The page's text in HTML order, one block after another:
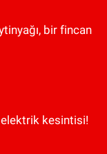
bir fincan
elektrik kesintisi!